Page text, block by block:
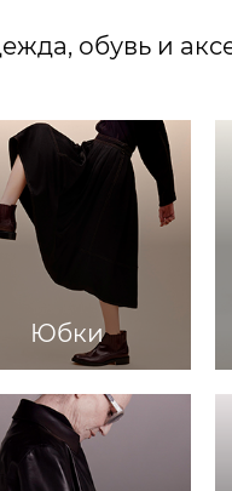
обувь и
Юбки